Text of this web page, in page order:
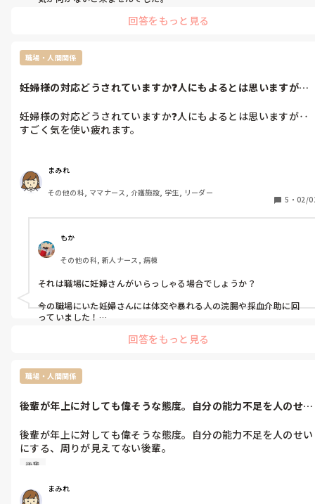
なので気持ちがわかる気がします。本当にこんなメンバーだと大変で
回答をもっと見る
職場・人間関係
妊婦様の対応どうされていますか❓️人にもよるとは思いますが‥
妊婦様の対応どうされていますか❓️人にもよるとは思いますが‥
すごく気を使い疲れます。
まみれ
その他の科, ママナース, 介護施設, 学生, リーダー
5 ・ 02/
もか
その他の科, 新人ナース, 病棟
それは職場に妊婦さんがいらっしゃる場合でしょうか？
今の職場にいた妊婦さんには体交や暴れる人の浣腸や採血介助に回
っていました！
すし気疲れしますよねぇ、、。
回答をもっと見る
職場・人間関係
後輩が年上に対しても偉そうな態度。自分の能力不足を人のせい
後輩が年上に対しても偉そうな態度。自分の能力不足を人のせい
にする、周りが見えてない後輩。
妊婦がいたときに「あの子は仕事しない！」と怒ってたのに、自
早く辞めてほしい。
後輩
まみれ